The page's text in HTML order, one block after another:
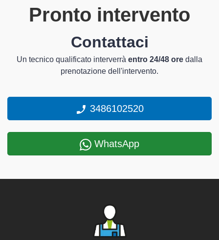
Pronto intervento
Contattaci
Un tecnico qualificato interverrà entro 24/48 ore dalla
prenotazione dell'intervento.
3486102520
WhatsApp